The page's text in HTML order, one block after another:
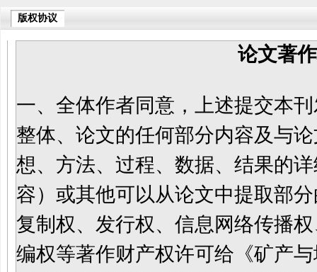
版权协议
论文著
一、 全体作者同意，上述提交本
整体、 论文的任何部分内容及与
想、方法、过程、数据、结果的
容） 或其他可以从论文中提取部
复制权、发行权、信息网络传播
编权等著作财产权许可给 《矿产